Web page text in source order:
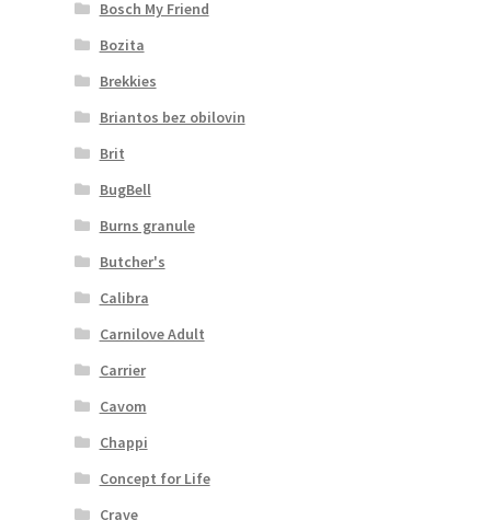
Bosch My Friend
Bozita
Brekkies
Briantos bez obilovin
Brit
BugBell
Burns granule
Butcher's
Calibra
Carnilove Adult
Carrier
Cavom
Chappi
Concept for Life
Crave